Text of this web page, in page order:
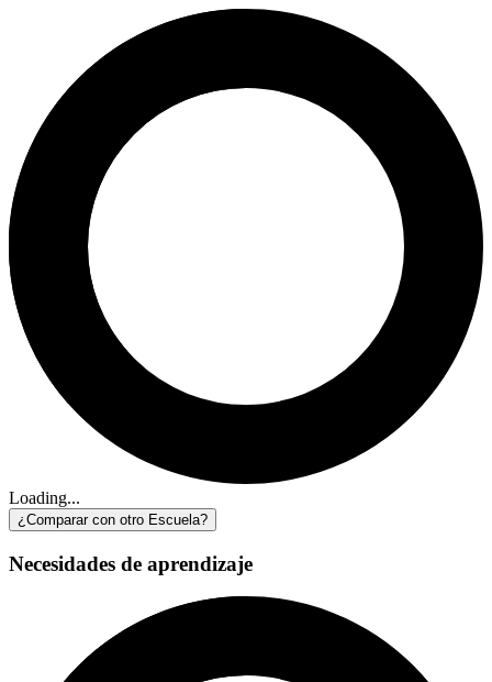
Loading...
¿Comparar con otro Escuela?
Necesidades de aprendizaje